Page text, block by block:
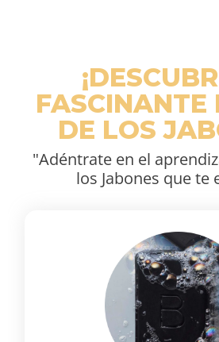
FASCINANTE
DE LOS
"Adéntrate en el
los Jabones que te